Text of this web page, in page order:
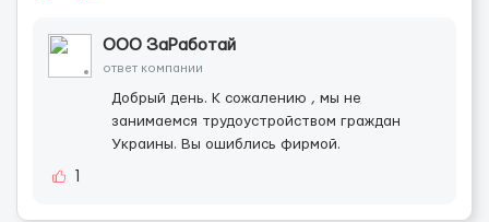
ООО ЗаРаботай
ответ компании
Добрый день. К сожалению , мы не
занимаемся трудоустройством граждан
Украины. Вы ошиблись фирмой.